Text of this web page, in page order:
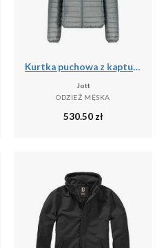
Kurtka puchowa z kapturem JOTT Nico
Jott
ODZIEŻ MĘSKA
530.50 zł